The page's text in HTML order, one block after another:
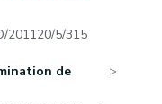
201120/5/315
de